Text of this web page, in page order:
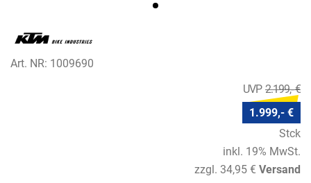
Art. NR: 1009690
2.199,- €
1.999,- €
Stck
inkl. 19% MwSt.
zzgl. 34,95 € Versand